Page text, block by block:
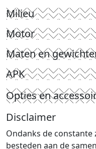
Milieu
Motor
Maten en
APK
Opties en
Disclaimer
Ondanks de
besteden aan de